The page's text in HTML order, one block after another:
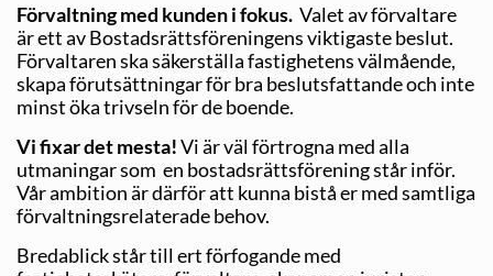
Förvaltning med kunden i fokus. Valet av förvaltare
är ett av Bostadsrättsföreningens viktigaste beslut.
Förvaltaren ska säkerställa fastighetens välmående,
skapa förutsättningar för bra beslutsfattande och inte
minst öka trivseln för de boende.
Vi fixar det mesta!Vi är väl förtrogna med alla
utmaningar som en bostadsrättsförening står inför.
Vår ambition är därför att kunna bistå er med samtliga
förvaltningsrelaterade behov.
Bredablick står till ert förfogande med